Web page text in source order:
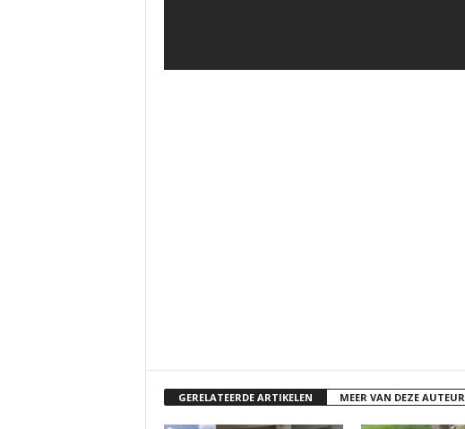
GERELATEERDE ARTIKELEN MEER VAN DEZE AUTEUR